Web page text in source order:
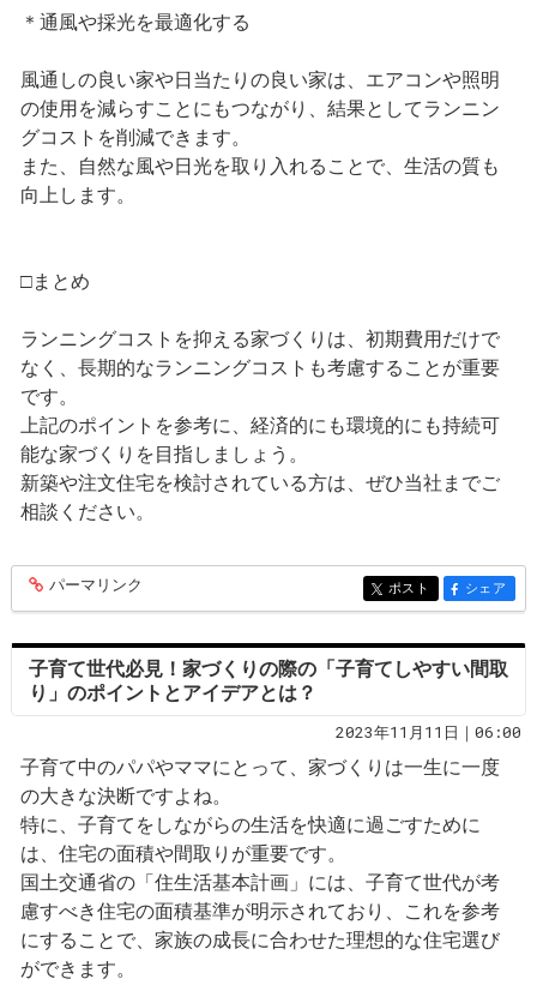
＊通風や採光を最適化する
風通しの良い家や日当たりの良い家は、エアコンや照明
の使用を減らすことにもつながり、結果としてランニン
グコストを削減できます。
また、自然な風や日光を取り入れることで、生活の質も
向上します。
□まとめ
ランニングコストを抑える家づくりは、初期費用だけで
なく、長期的なランニングコストも考慮することが重要
です。
上記のポイントを参考に、経済的にも環境的にも持続可
能な家づくりを目指しましょう。
新築や注文住宅を検討されている方は、ぜひ当社までご
相談ください。
entry284
パーマリンク entry284
ポスト entry284
シェア
子育て世代必見！家づくりの際の「子育てしやすい間取
り」のポイントとアイデアとは？
2023年11月11日｜06:00
子育て中のパパやママにとって、家づくりは一生に一度
の大きな決断ですよね。
特に、子育てをしながらの生活を快適に過ごすために
は、住宅の面積や間取りが重要です。
国土交通省の「住生活基本計画」には、子育て世代が考
慮すべき住宅の面積基準が明示されており、これを参考
にすることで、家族の成長に合わせた理想的な住宅選び
ができます。